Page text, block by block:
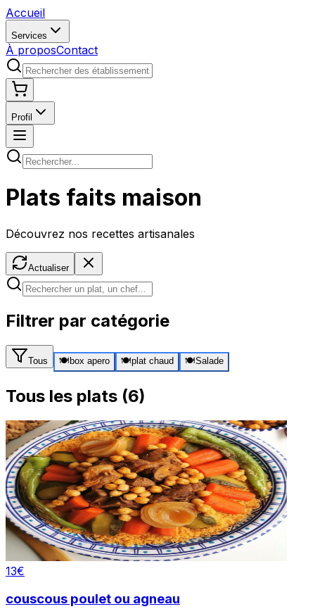
Accueil
Services
À proposContact
Profil
Plats faits maison
Découvrez nos recettes artisanales
Actualiser
Filtrer par catégorie
Tous 🍽️box apero 🍽️plat chaud 🍽️Salade
Tous les plats (6)
13€
couscous poulet ou agneau